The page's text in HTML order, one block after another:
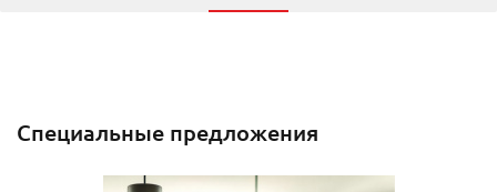
Специальные предложения